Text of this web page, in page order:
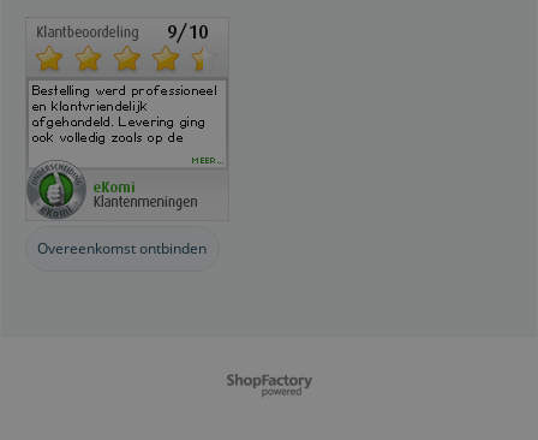
Overeenkomst ontbinden
Webwinkel gemaakt met
ShopFactory webwinkel